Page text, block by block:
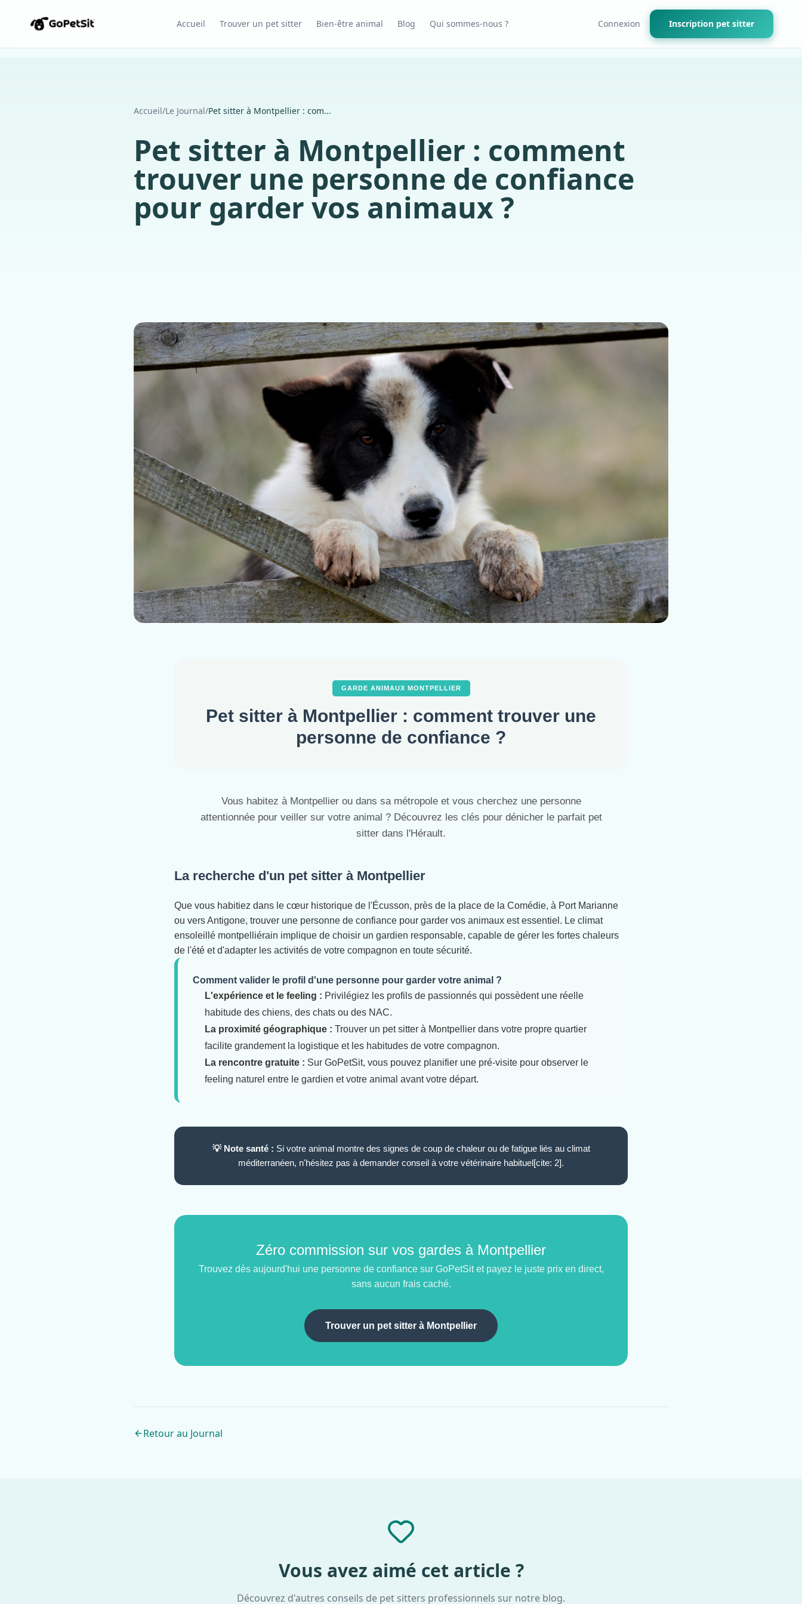
Accueil Trouver un pet sitter Bien-être animal Blog Qui sommes-nous ? Connexion Inscription pet sitter
Accueil/Le Journal/Pet sitter à Montpellier : com...
Pet sitter à Montpellier : comment
trouver une personne de confiance
pour garder vos animaux ?
GARDE ANIMAUX MONTPELLIER
Pet sitter à Montpellier : comment trouver une
personne de confiance ?
Vous habitez à Montpellier ou dans sa métropole et vous cherchez une personne
attentionnée pour veiller sur votre animal ? Découvrez les clés pour dénicher le parfait pet
sitter dans l'Hérault.
La recherche d'un pet sitter à Montpellier
Que vous habitiez dans le cœur historique de l'Écusson, près de la place de la Comédie, à Port Marianne
ou vers Antigone, trouver une personne de confiance pour garder vos animaux est essentiel. Le climat
ensoleillé montpelliérain implique de choisir un gardien responsable, capable de gérer les fortes chaleurs
de l'été et d'adapter les activités de votre compagnon en toute sécurité.
Comment valider le profil d'une personne pour garder votre animal ?
L'expérience et le feeling : Privilégiez les profils de passionnés qui possèdent une réelle
habitude des chiens, des chats ou des NAC.
La proximité géographique : Trouver un pet sitter à Montpellier dans votre propre quartier
facilite grandement la logistique et les habitudes de votre compagnon.
La rencontre gratuite : Sur GoPetSit, vous pouvez planifier une pré-visite pour observer le
feeling naturel entre le gardien et votre animal avant votre départ.
💡 Note santé : Si votre animal montre des signes de coup de chaleur ou de fatigue liés au climat
méditerranéen, n'hésitez pas à demander conseil à votre vétérinaire habituel[cite: 2].
Zéro commission sur vos gardes à Montpellier
Trouvez dès aujourd'hui une personne de confiance sur GoPetSit et payez le juste prix en direct,
sans aucun frais caché.
Trouver un pet sitter à Montpellier
Retour au Journal
Vous avez aimé cet article ?
Découvrez d'autres conseils de pet sitters professionnels sur notre blog.